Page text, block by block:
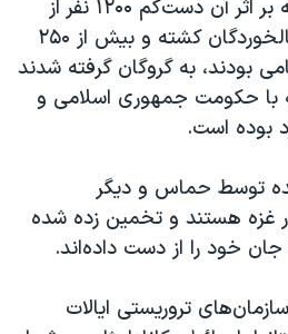
فلسطینی به اسرائیل - که بر اثر آن دست‌کم ۱۲۰۰ نفر از
جمله زنان، کودکان، و سالخوردگان کشته و بیش از ۲۵۰
بودند، به گروگان گرفته شدند
با حکومت جمهوری اسلامی و
بوده است.
توسط حماس و دیگر
غزه هستند و تخمین زده شده
خود را از دست داده‌اند.
تروریستی ایالات